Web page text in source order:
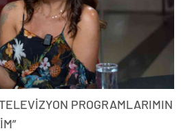
PROGRAMLARIMIN